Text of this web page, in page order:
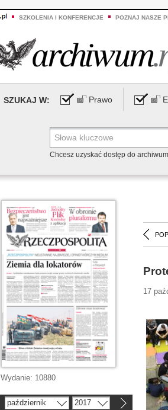
SZKOLENIA I KONFERENCJE POZNAJ NASZE
SZUKAJ W: Prawo
Chcesz uzyskać dostęp do
17
Wydanie: 10880
październik 2017